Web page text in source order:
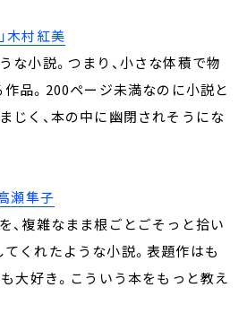
木村紅美
な小説。つまり、小さな体積で物
品。200ページ未満なのに小説と
じく、本の中に幽閉されそうにな
瀬隼子
、複雑なまま根ごとごそっと拾い
くれたような小説。表題作はも
も大好き。こういう本をもっと教え